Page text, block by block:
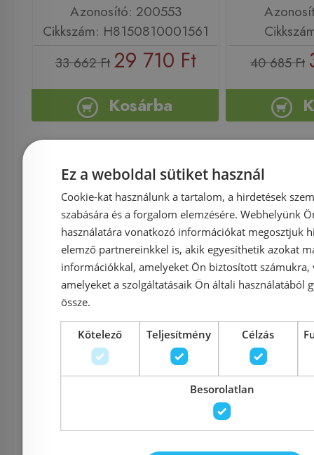
Azonosító: 200553
Cikkszám: H8150810001561
33 662 Ft 29 710 Ft
Kosárba
40 685 Ft
Duravit Starck 3
kézmosó, 40x26 cm
0751400000
Ez a weboldal sütiket használ
Cookie-kat használunk a tartalom, a hirdetések
szabására és a forgalom elemzésére. Webhelyünk
használatára vonatkozó információkat megosztjuk
elemző partnereinkkel is, akik egyesíthetik azokat
információkkal, amelyeket Ön biztosított számukra,
amelyeket a szolgáltatásaik Ön általi használatából
össze.
Kötelező Teljesítmény Célzás
Besorolatlan